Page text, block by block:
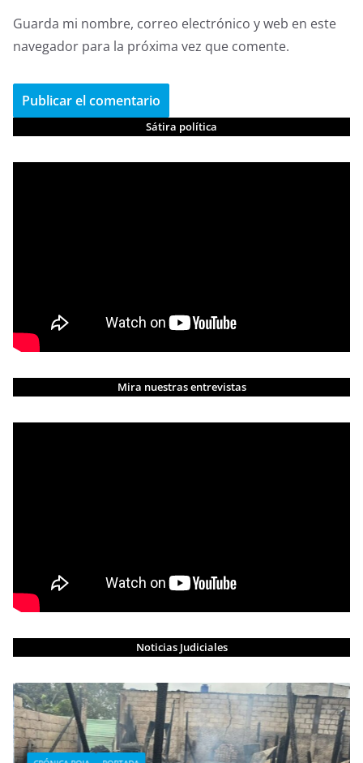
Guarda mi nombre, correo electrónico y web en este
navegador para la próxima vez que comente.
Sátira política
Mira nuestras entrevistas
Noticias Judiciales